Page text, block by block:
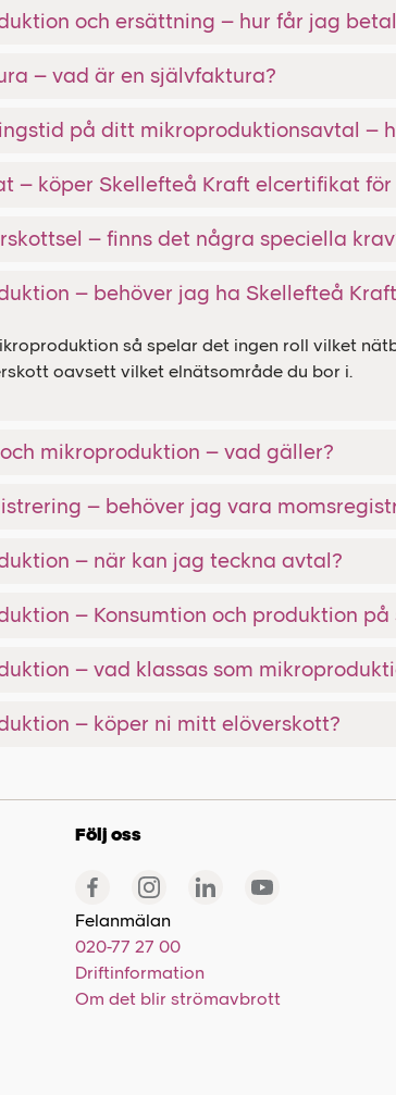
och ersättning – hur får jag
– vad är en självfaktura?
på ditt mikroproduktionsavtal –
– köper Skellefteå Kraft elcertifikat
– finns det några speciella
– behöver jag ha Skellefteå
så spelar det ingen roll vilket
oavsett vilket elnätsområde du bor i.
mikroproduktion – vad gäller?
– behöver jag vara
– när kan jag teckna avtal?
– Konsumtion och produktion
– vad klassas som
– köper ni mitt elöverskott?
Följ oss
Felanmälan
020-77 27 00
Driftinformation
Om det blir strömavbrott